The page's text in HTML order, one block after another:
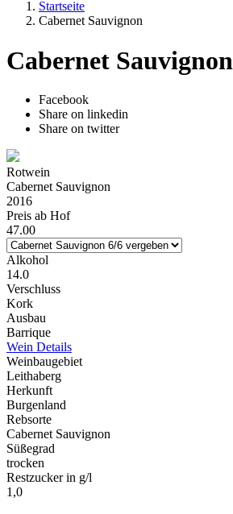
Startseite
Cabernet Sauvignon
Cabernet Sauvignon
Facebook
Share on linkedin
Share on twitter
Rotwein
Cabernet Sauvignon
2016
Preis ab Hof
47.00
Alkohol
14.0
Verschluss
Kork
Ausbau
Barrique
Wein Details
Weinbaugebiet
Leithaberg
Herkunft
Burgenland
Rebsorte
Cabernet Sauvignon
Süßegrad
trocken
Restzucker in g/l
1,0